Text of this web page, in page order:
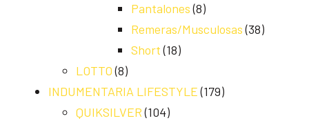
Pantalones (8)
Remeras/Musculosas (38)
Short (18)
LOTTO (8)
INDUMENTARIA LIFESTYLE (179)
QUIKSILVER (104)